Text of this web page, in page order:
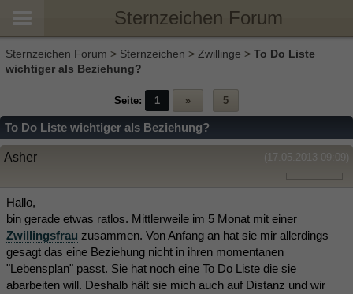
Sternzeichen Forum
Sternzeichen Forum > Sternzeichen > Zwillinge > To Do Liste
wichtiger als Beziehung?
Seite: 1 » 5
To Do Liste wichtiger als Beziehung?
(17.05.2013 09:09)
Asher
Hallo,
bin gerade etwas ratlos. Mittlerweile im 5 Monat mit einer
Zwillingsfrau zusammen. Von Anfang an hat sie mir allerdings
gesagt das eine Beziehung nicht in ihren momentanen
"Lebensplan" passt. Sie hat noch eine To Do Liste die sie
abarbeiten will. Deshalb hält sie mich auch auf Distanz und wir